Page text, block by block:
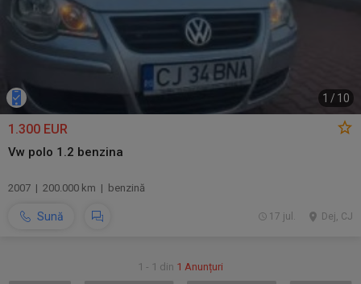
1 / 10
1.300 EUR
Vw polo 1.2 benzina
2007 | 200.000 km | benzină
Sună Dej, CJ
17 jul.
1 - 1 din 1 Anunțuri